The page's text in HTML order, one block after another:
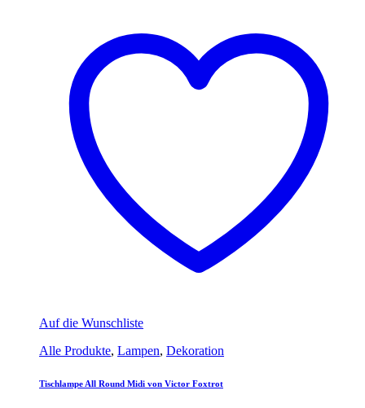
Auf die Wunschliste
Alle Produkte, Lampen, Dekoration
Tischlampe All Round Midi von Victor Foxtrot